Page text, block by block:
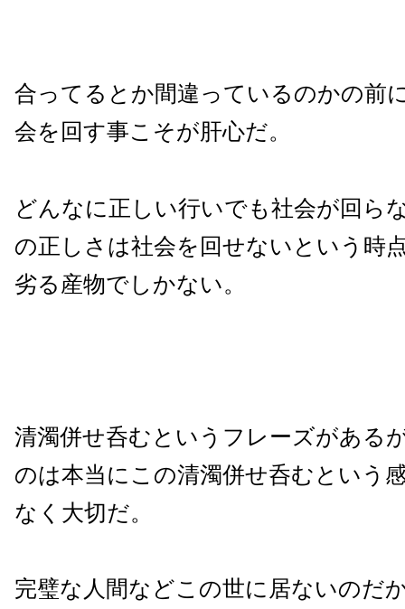
合ってるとか間違っているのかの前
会を回す事こそが肝心だ。
どんなに正しい行いでも社会が回ら
の正しさは社会を回せないという時
劣る産物でしかない。
清濁併せ呑むというフレーズがある
のは本当にこの清濁併せ呑むという
なく大切だ。
完璧な人間などこの世に居ないのだ